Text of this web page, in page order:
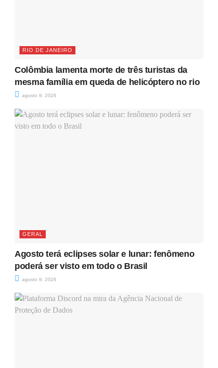
RIO DE JANEIRO
Colômbia lamenta morte de três turistas da
mesma família em queda de helicóptero no rio
agosto 9, 2026
GERAL
Agosto terá eclipses solar e lunar: fenômeno
poderá ser visto em todo o Brasil
agosto 9, 2026